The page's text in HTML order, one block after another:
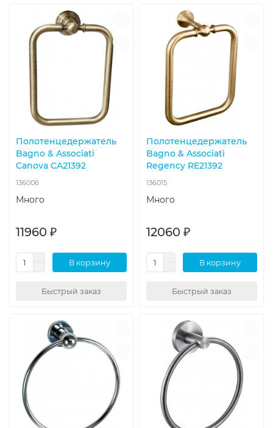
Полотенцедержатель
Bagno & Associati
Canova CA21392
136006
Много
11960 ₽
В корзину
Быстрый заказ
Полотенцедержатель
Bagno & Associati
Regency RE21392
136015
Много
12060 ₽
В корзину
Быстрый заказ